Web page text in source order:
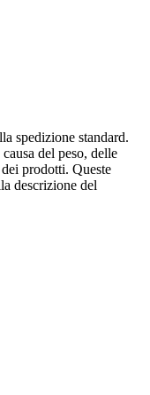
spedizione standard.
del peso, delle
prodotti. Queste
descrizione del